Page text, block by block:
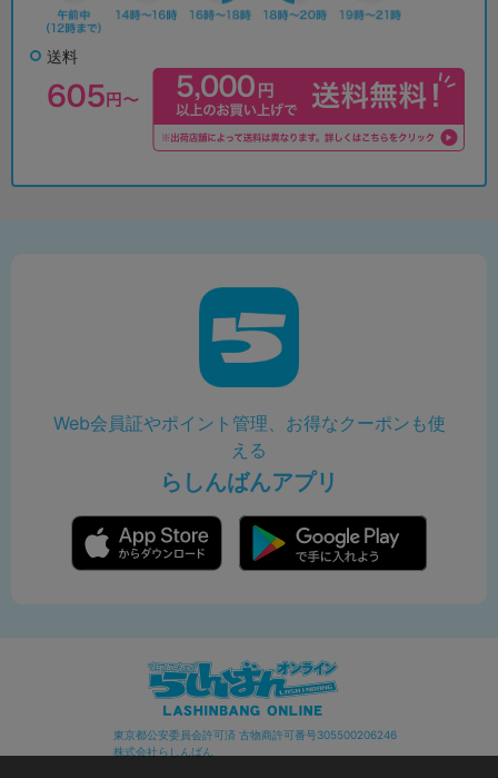
送料
Web会員証やポイント管理、お得なクーポンも使
える
らしんばんアプリ
東京都公安委員会許可済 古物商許可番号305500206246
株式会社らしんばん